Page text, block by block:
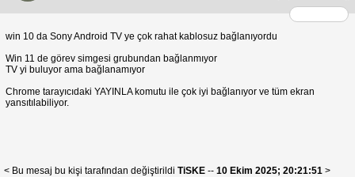
win 10 da Sony Android TV ye çok rahat kablosuz bağlanıyordu
Win 11 de görev simgesi grubundan bağlanmıyor
TV yi buluyor ama bağlanamıyor
Chrome tarayıcıdaki YAYINLA komutu ile çok iyi bağlanıyor ve tüm ekran
yansıtılabiliyor.
< Bu mesaj bu kişi tarafından değiştirildi TiSKE -- 10 Ekim 2025; 20:21:51 >